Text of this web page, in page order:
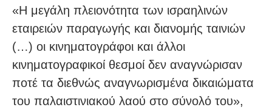
«Η μεγάλη πλειονότητα των ισραηλινών
εταιρειών παραγωγής και διανομής ταινιών
(…) οι κινηματογράφοι και άλλοι
κινηματογραφικοί θεσμοί δεν αναγνώρισαν
ποτέ τα διεθνώς αναγνωρισμένα δικαιώματα
του παλαιστινιακού λαού στο σύνολό του»,